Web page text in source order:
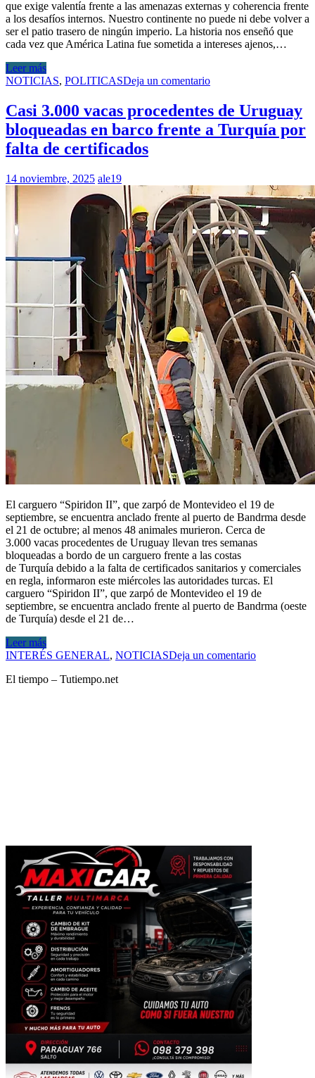
que exige valentía frente a las amenazas externas y coherencia frente
a los desafíos internos. Nuestro continente no puede ni debe volver a
ser el patio trasero de ningún imperio. La historia nos enseñó que
cada vez que América Latina fue sometida a intereses ajenos,…
Leer más
NOTICIAS, POLITICASDeja un comentario
Casi 3.000 vacas procedentes de Uruguay
bloqueadas en barco frente a Turquía por
falta de certificados
14 noviembre, 2025 ale19
El carguero “Spiridon II”, que zarpó de Montevideo el 19 de
septiembre, se encuentra anclado frente al puerto de Bandrma desde
el 21 de octubre; al menos 48 animales murieron. Cerca de
3.000 vacas procedentes de Uruguay llevan tres semanas
bloqueadas a bordo de un carguero frente a las costas
de Turquía debido a la falta de certificados sanitarios y comerciales
en regla, informaron este miércoles las autoridades turcas. El
carguero “Spiridon II”, que zarpó de Montevideo el 19 de
septiembre, se encuentra anclado frente al puerto de Bandrma (oeste
de Turquía) desde el 21 de…
Leer más
INTERÉS GENERAL, NOTICIASDeja un comentario
El tiempo – Tutiempo.net